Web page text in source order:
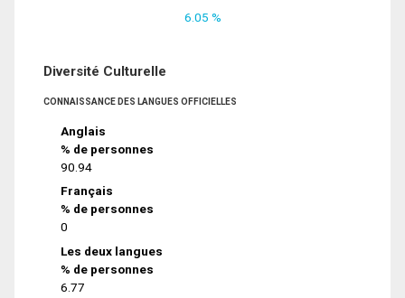
6.05 %
Diversité Culturelle
CONNAISSANCE DES LANGUES OFFICIELLES
Anglais
% de personnes
90.94
Français
% de personnes
0
Les deux langues
% de personnes
6.77